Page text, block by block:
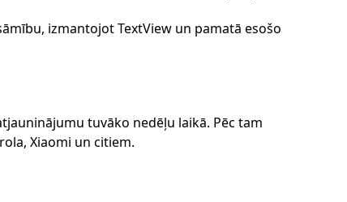
izmantojot TextView un pamatā esošo
tuvāko nedēļu laikā. Pēc tam
Xiaomi un citiem.